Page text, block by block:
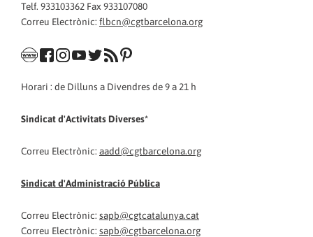
Telf. 933103362 Fax 933107080
Correu Electrònic: flbcn@cgtbarcelona.org
Horari : de Dilluns a Divendres de 9 a 21 h
Sindicat d'Activitats Diverses*
Correu Electrònic: aadd@cgtbarcelona.org
Sindicat d'Administració Pública
Correu Electrònic: sapb@cgtcatalunya.cat
Correu Electrònic: sapb@cgtbarcelona.org